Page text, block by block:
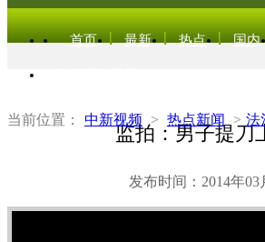
首页 最新 热点 国内
当前位置： 中新视频 > 热点新闻 > 法
监拍：男子提刀
发布时间：2014年03